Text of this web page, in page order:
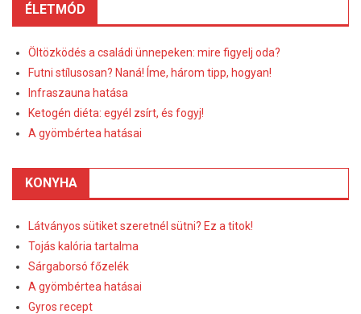
ÉLETMÓD
Öltözködés a családi ünnepeken: mire figyelj oda?
Futni stílusosan? Naná! Íme, három tipp, hogyan!
Infraszauna hatása
Ketogén diéta: egyél zsírt, és fogyj!
A gyömbértea hatásai
KONYHA
Látványos sütiket szeretnél sütni? Ez a titok!
Tojás kalória tartalma
Sárgaborsó főzelék
A gyömbértea hatásai
Gyros recept